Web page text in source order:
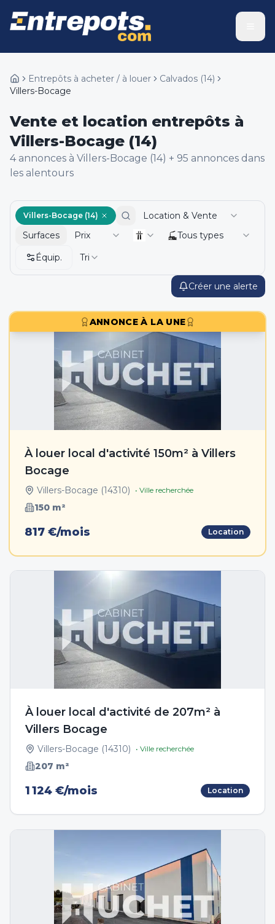
Entrepôts à acheter / à louer Calvados (14)
Villers-Bocage
Vente et location entrepôts à
Villers-Bocage (14)
4annonces à Villers-Bocage (14) + 95 annonces dans
les alentours
Créer une alerte
Villers-Bocage (14)
Location & Vente
Surfaces
Prix
Tous types
Équip.
Tri
ANNONCE À LA UNE
À louer local d'activité 150m² à Villers
Bocage
Villers-Bocage (14310) • Ville recherchée
150 m²
817 €/mois Location
À louer local d'activité de 207m² à
Villers Bocage
Villers-Bocage (14310) • Ville recherchée
207 m²
1 124 €/mois Location